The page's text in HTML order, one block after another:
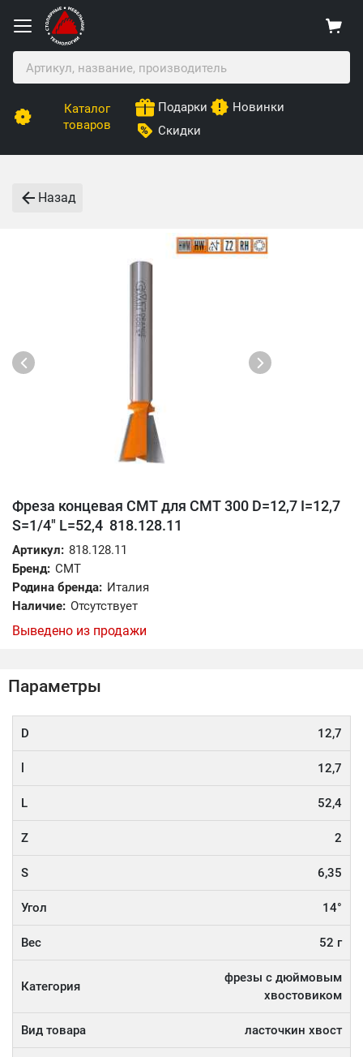
Каталог
товаров
Подарки
Новинки
Скидки
Назад
Фреза концевая CMT для СМТ 300 D=12,7 I=12,7
S=1/4" L=52,4 818.128.11
Артикул: 818.128.11
Бренд: CMT
Родина бренда: Италия
Наличие: Отсутствует
Выведено из продажи
Параметры
D 12,7
12,7
L 52,4
Z 2
S 6,35
Угол 14°
Вес 52 г
Категория
фрезы с дюймовым
хвостовиком
Вид товара ласточкин хвост